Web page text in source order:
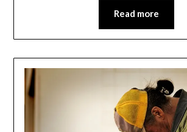
Read more